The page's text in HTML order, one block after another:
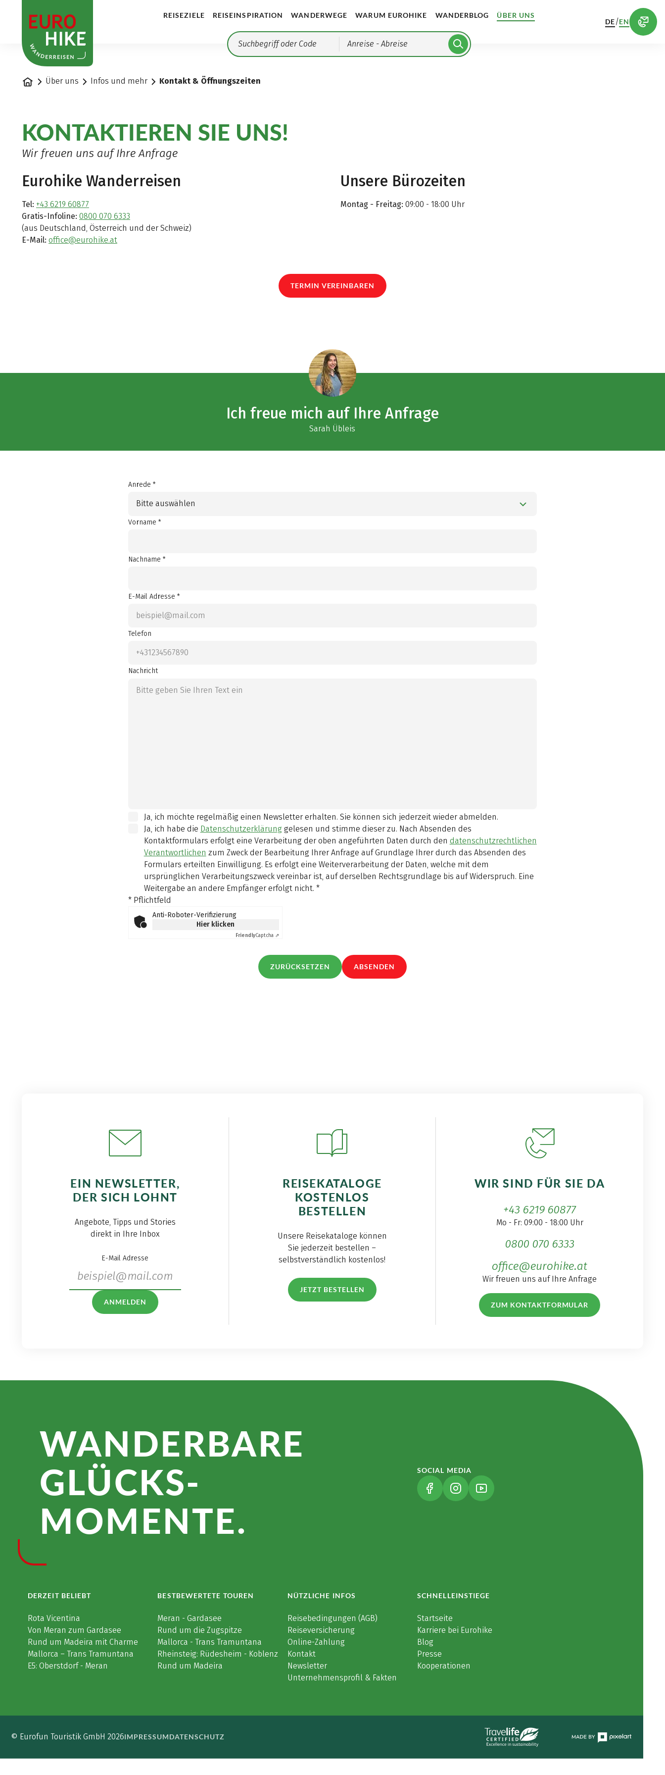
REISEZIELE REISEINSPIRATION WANDERWEGE WARUM EUROHIKE WANDERBLOG ÜBER UNS
Anreise - Abreise
DE/EN
StartseiteÜber uns Infos und mehr Kontakt & Öffnungszeiten
KONTAKTIEREN SIE UNS!
Wir freuen uns auf Ihre Anfrage
Eurohike Wanderreisen
Tel: +43 6219 60877
Gratis-Infoline: 0800 070 6333
(aus Deutschland, Österreich und der Schweiz)
E-Mail: office@eurohike.at
Unsere Bürozeiten
Montag - Freitag: 09:00 - 18:00 Uhr
TERMIN VEREINBAREN
Ich freue mich auf Ihre Anfrage
Sarah Übleis
Anrede *
Bitte auswählen
Vorname *
Nachname *
E-Mail Adresse *
Telefon
Nachricht
Ja, ich möchte regelmäßig einen Newsletter erhalten. Sie können sich jederzeit wieder abmelden.
Ja, ich habe die Datenschutzerklärunggelesen und stimme dieser zu. Nach Absenden des
Kontaktformulars erfolgt eine Verarbeitung der oben angeführten Daten durch den datenschutzrechtlichen
Verantwortlichen zum Zweck der Bearbeitung Ihrer Anfrage auf Grundlage Ihrer durch das Absenden des
Formulars erteilten Einwilligung. Es erfolgt eine Weiterverarbeitung der Daten, welche mit dem
ursprünglichen Verarbeitungszweck vereinbar ist, auf derselben Rechtsgrundlage bis auf Widerspruch. Eine
Weitergabe an andere Empfänger erfolgt nicht. *
* Pflichtfeld
Anti-Roboter-Verifizierung
Hier klicken
FriendlyCaptcha ⇗
ZURÜCKSETZEN ABSENDEN
EIN NEWSLETTER,
DER SICH LOHNT
Angebote, Tipps und Stories
direkt in Ihre Inbox
E-Mail Adresse
ANMELDEN
REISEKATALOGE
KOSTENLOS
BESTELLEN
Unsere Reisekataloge können
Sie jederzeit bestellen –
selbstverständlich kostenlos!
JETZT BESTELLEN
WIR SIND FÜR SIE DA
+43 6219 60877
Mo - Fr: 09:00 - 18:00 Uhr
0800 070 6333
office@eurohike.at
Wir freuen uns auf Ihre Anfrage
ZUM KONTAKTFORMULAR
WANDER­BARE
GLÜCKS­
MOMENTE.
SOCIAL MEDIA
(LINK ÖFFNET IN NEUEM TAB)
(LINK ÖFFNET IN NEUEM TAB)
(LINK ÖFFNET IN NEUEM TAB)
DERZEIT BELIEBT
Rota Vicentina
Von Meran zum Gardasee
Rund um Madeira mit Charme
Mallorca – Trans Tramuntana
E5: Oberstdorf - Meran
BESTBEWERTETE TOUREN
Meran - Gardasee
Rund um die Zugspitze
Mallorca - Trans Tramuntana
Rheinsteig: Rüdesheim - Koblenz
Rund um Madeira
NÜTZLICHE INFOS
Reisebedingungen (AGB)
Reiseversicherung
Online-Zahlung
Kontakt
Newsletter
Unternehmensprofil & Fakten
SCHNELLEINSTIEGE
Startseite
Karriere bei Eurohike
Blog
Presse
Kooperationen
© Eurofun Touristik GmbH 2026IMPRESSUMDATENSCHUTZ